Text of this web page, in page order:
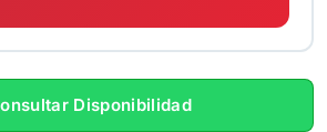
Disponibilidad